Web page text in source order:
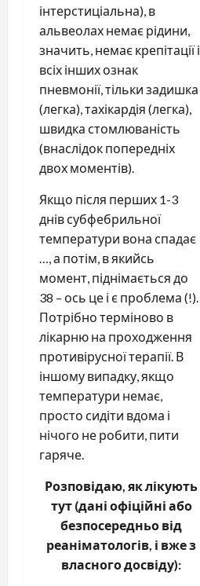
інтерстиціальна), в
альвеолах немає рідини,
значить, немає крепітації і
всіх інших ознак
пневмонії, тільки задишка
(легка), тахікардія (легка),
швидка стомлюваність
(внаслідок попередніх
двох моментів).
Якщо після перших 1-3
днів субфебрильної
температури вона спадає
…, а потім, в якийсь
момент, піднімається до
38 – ось це і є проблема (!).
Потрібно терміново в
лікарню на проходження
противірусної терапії. В
іншому випадку, якщо
температури немає,
просто сидіти вдома і
нічого не робити, пити
гаряче.
Розповідаю, як лікують
тут (дані офіційні або
безпосередньо від
реаніматологів, і вже з
власного досвіду):